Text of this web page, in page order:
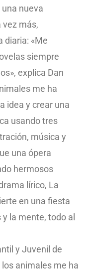
nueva
vez más,
diaria: «Me
siempre
explica Dan
me ha
idea y crear una
usando tres
música y
una ópera
hermosos
lírico, La
en una fiesta
la mente, todo al
y Juvenil de
animales me ha